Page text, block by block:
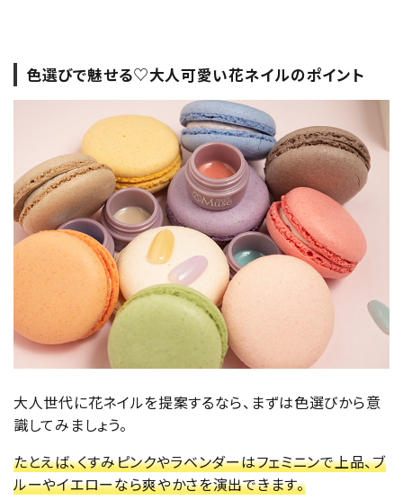
色選びで魅せる♡大人可愛い花ネイルのポイント
大人世代に花ネイルを提案するなら、まずは色選びから意
識してみましょう。
たとえば、くすみピンクやラベンダーはフェミニンで上品、ブ
ルーやイエローなら爽やかさを演出できます。